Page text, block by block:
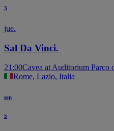
3
jue.
Sal Da Vinci.
21:00Cavea at Auditorium Parco
Rome, Lazio, Italia
sep
5